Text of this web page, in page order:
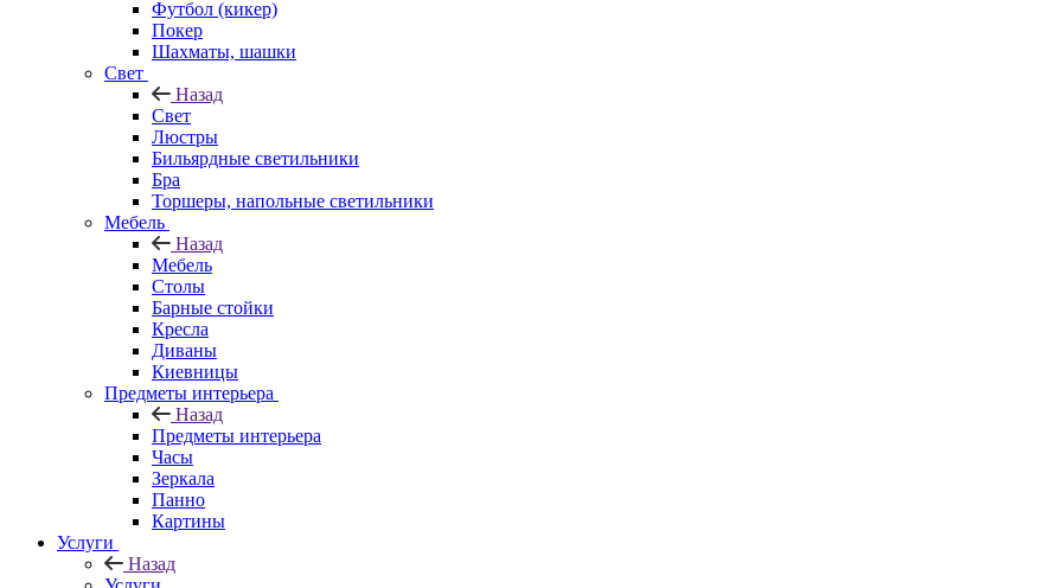
Футбол (кикер)
Покер
Шахматы, шашки
Свет
Назад
Свет
Люстры
Бильярдные светильники
Бра
Торшеры, напольные светильники
Мебель
Назад
Мебель
Столы
Барные стойки
Кресла
Диваны
Киевницы
Предметы интерьера
Назад
Предметы интерьера
Часы
Зеркала
Панно
Картины
Услуги
Назад